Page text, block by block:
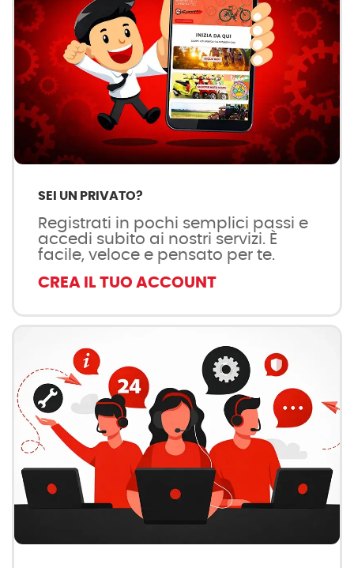
SEI UN PRIVATO?
Registrati in pochi semplici passi e
accedi subito ai nostri servizi. È
facile, veloce e pensato per te.
CREA IL TUO ACCOUNT